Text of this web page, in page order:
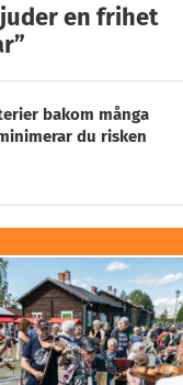
en frihet
bakom många
du risken